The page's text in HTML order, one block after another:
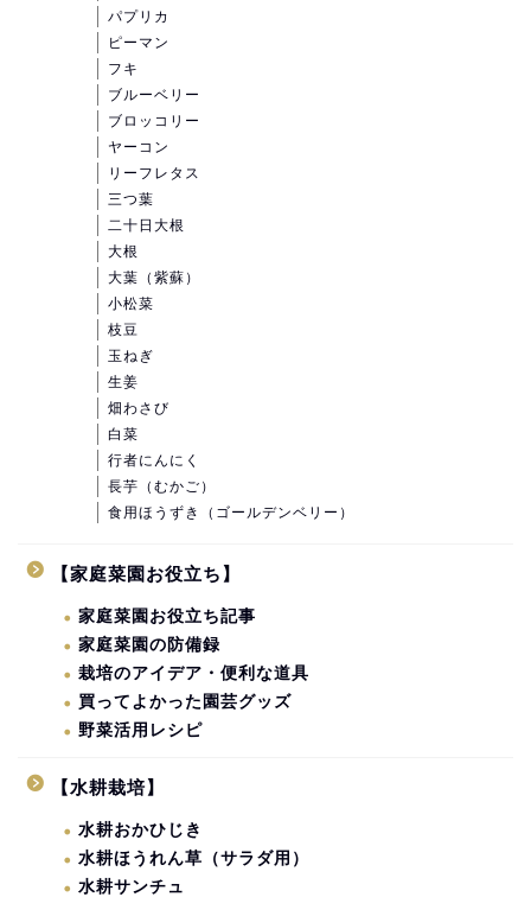
パプリカ
ピーマン
フキ
ブルーベリー
ブロッコリー
ヤーコン
リーフレタス
三つ葉
二十日大根
大根
大葉（紫蘇）
小松菜
枝豆
玉ねぎ
生姜
畑わさび
白菜
行者にんにく
長芋（むかご）
食用ほうずき（ゴールデンベリー）
【家庭菜園お役立ち】
家庭菜園お役立ち記事
家庭菜園の防備録
栽培のアイデア・便利な道具
買ってよかった園芸グッズ
野菜活用レシピ
【水耕栽培】
水耕おかひじき
水耕ほうれん草（サラダ用）
水耕サンチュ